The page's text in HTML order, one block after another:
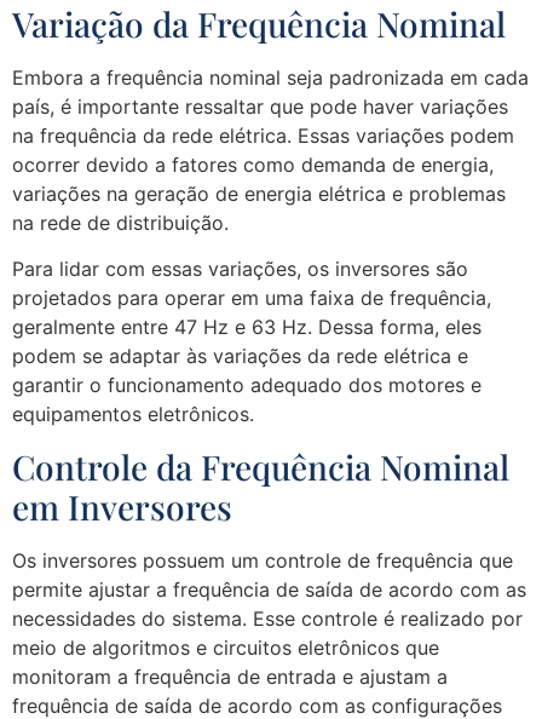
Variação da Frequência Nominal
Embora a frequência nominal seja padronizada em cada
país, é importante ressaltar que pode haver variações
na frequência da rede elétrica. Essas variações podem
ocorrer devido a fatores como demanda de energia,
variações na geração de energia elétrica e problemas
na rede de distribuição.
Para lidar com essas variações, os inversores são
projetados para operar em uma faixa de frequência,
geralmente entre 47 Hz e 63 Hz. Dessa forma, eles
podem se adaptar às variações da rede elétrica e
garantir o funcionamento adequado dos motores e
equipamentos eletrônicos.
Controle da Frequência Nominal
em Inversores
Os inversores possuem um controle de frequência que
permite ajustar a frequência de saída de acordo com as
necessidades do sistema. Esse controle é realizado por
meio de algoritmos e circuitos eletrônicos que
monitoram a frequência de entrada e ajustam a
frequência de saída de acordo com as configurações